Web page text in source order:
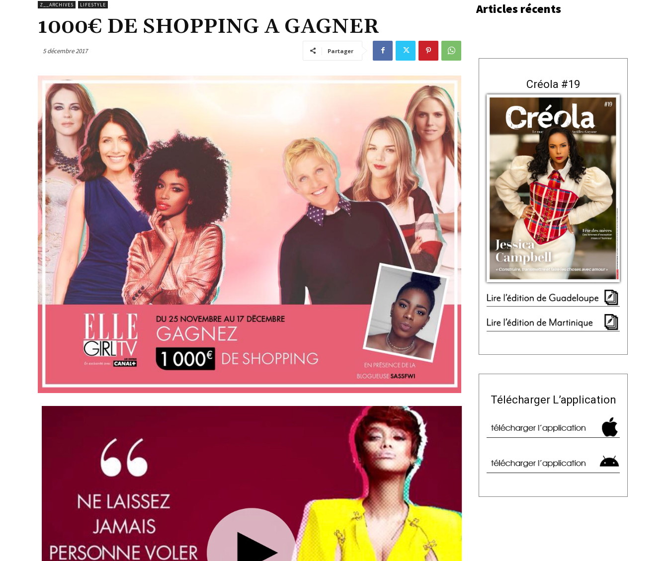
Z__ARCHIVES LIFESTYLE
1000€ DE SHOPPING A GAGNER
5 décembre 2017 Partager
Articles récents
Créola #19
Télécharger L’application